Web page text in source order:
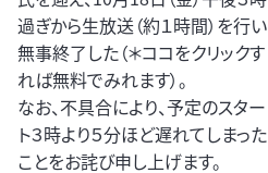
過ぎから生放送（約１時間）を行い
無事終了した（＊ココをクリックす
れば無料でみれます）。
なお、不具合により、予定のスター
ト３時より５分ほど遅れてしまった
ことをお詫び申し上げます。